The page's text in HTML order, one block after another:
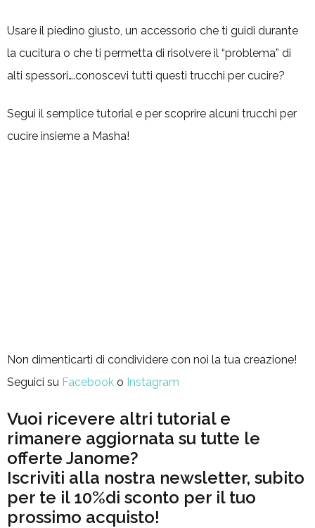
Usare il piedino giusto, un accessorio che ti guidi durante
la cucitura o che ti permetta di risolvere il “problema” di
alti spessori….conoscevi tutti questi trucchi per cucire?
Segui il semplice tutorial e per scoprire alcuni trucchi per
cucire insieme a Masha!
Non dimenticarti di condividere con noi la tua creazione!
Seguici su Facebook o Instagram
Vuoi ricevere altri tutorial e
rimanere aggiornata su tutte le
offerte Janome?
Iscriviti alla nostra newsletter, subito
per te il 10%di sconto per il tuo
prossimo acquisto!